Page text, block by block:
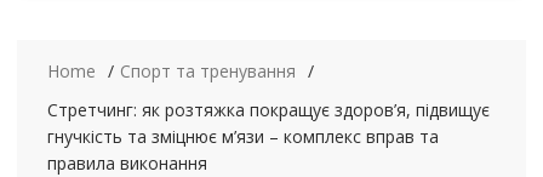
Home
Спорт та тренування
Стретчинг: як розтяжка покращує здоров’я, підвищує
гнучкість та зміцнює м’язи – комплекс вправ та
правила виконання